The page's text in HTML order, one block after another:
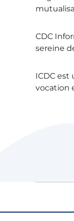
CDC
sereine
ICDC
vocation